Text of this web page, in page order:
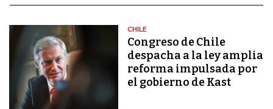
CHILE
Congreso de Chile
despacha a la ley amplia
reforma impulsada por
el gobierno de Kast